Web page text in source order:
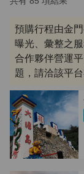
預購行程由金
曝光、彙整之
合作夥伴營運
題，請洽該平台